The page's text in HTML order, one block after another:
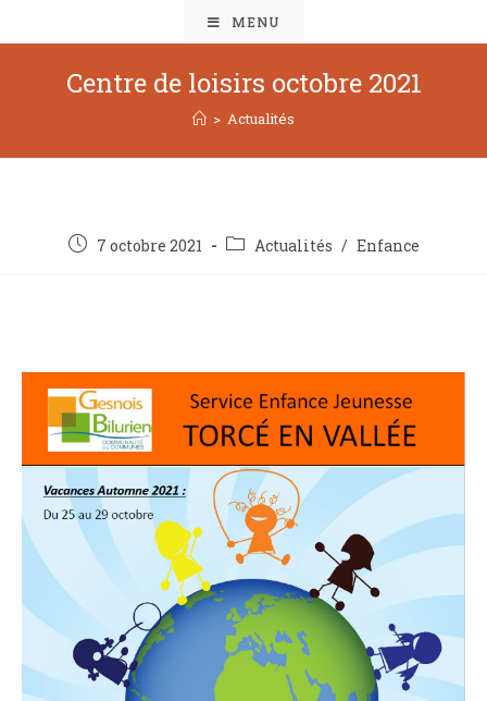
MENU
Centre de loisirs octobre 2021
> Actualités
7 octobre 2021 Actualités / Enfance